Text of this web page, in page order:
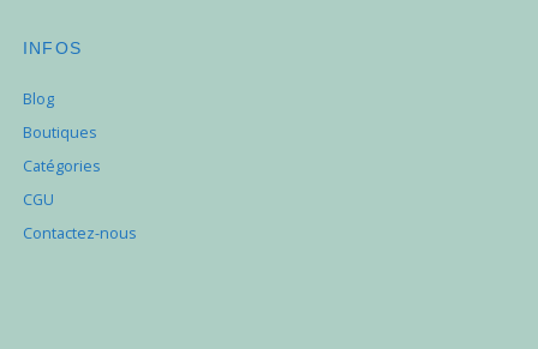
INFOS
Blog
Boutiques
Catégories
CGU
Contactez-nous